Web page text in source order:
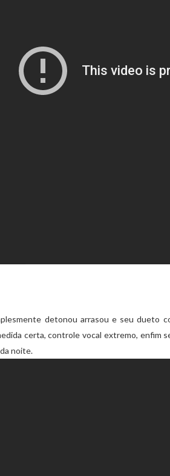
detonou arrasou e seu dueto
certa, controle vocal extremo, enfim
noite.